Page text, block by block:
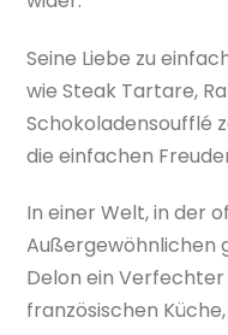
Seine Liebe zu
wie Steak Tartare,
Schokoladensoufflé
die einfachen
In einer Welt, in der
Außergewöhnlichen
Delon ein
französischen